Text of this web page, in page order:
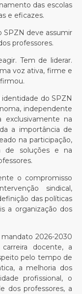
das escolas
e eficazes.
SPZN deve assumir
professores.
Tem de liderar.
voz ativa, firme e
do SPZN
independente
exclusivamente na
a importância de
na participação,
de soluções e na
o compromisso
sindical,
das políticas
a organização dos
2026-2030
docente, a
pelo tempo de
a melhoria dos
profissional, o
dos professores, a